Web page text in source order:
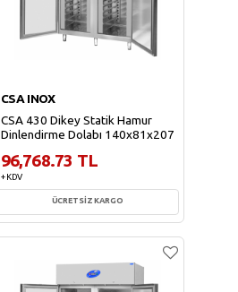
CSA INOX
CSA 430 Dikey Statik Hamur
Dinlendirme Dolabı 140x81x207
96,768.73 TL
+ KDV
ÜCRETSİZ KARGO
Sepete Ekle